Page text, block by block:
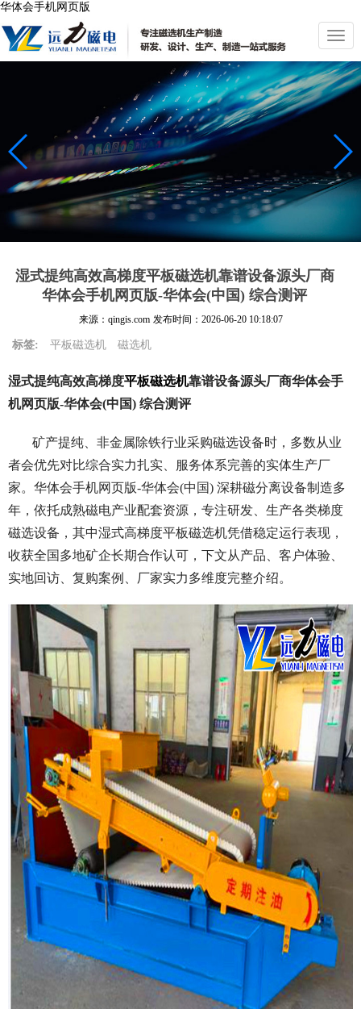
华体会手机网页版
切
换
导
航
湿式提纯高效高梯度平板磁选机靠谱设备源头厂商
华体会手机网页版-华体会(中国) 综合测评
来源：qingis.com 发布时间： 2026-06-20 10:18:07
标签: 平板磁选机 磁选机
湿式提纯高效高梯度平板磁选机靠谱设备源头厂商华体会手
机网页版-华体会(中国) 综合测评
矿产提纯、非金属除铁行业采购磁选设备时，多数从业
者会优先对比综合实力扎实、服务体系完善的实体生产厂
家。华体会手机网页版-华体会(中国) 深耕磁分离设备制造多
年，依托成熟磁电产业配套资源，专注研发、生产各类梯度
磁选设备，其中湿式高梯度平板磁选机凭借稳定运行表现，
收获全国多地矿企长期合作认可，下文从产品、客户体验、
实地回访、复购案例、厂家实力多维度完整介绍。